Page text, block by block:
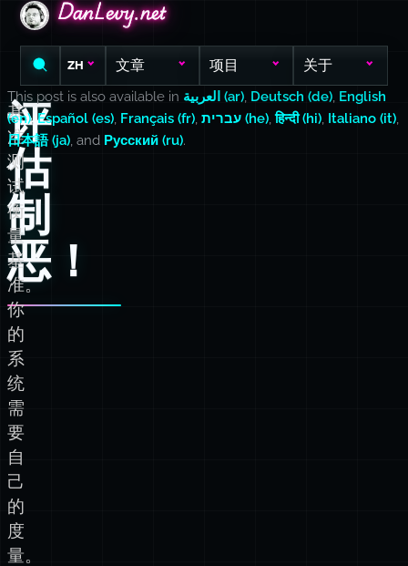
DanLevy.net
DanLevy.net
DanLevy.net
ZH 文章 项目 关于
评
估
制
恶！
基
准
测
试
衡
量
基
准。
你
的
系
统
需
要
自
己
的
度
量。
This post is also available in العربية (ar), Deutsch (de), English
(en), Español (es), Français (fr), עברית (he),हिन्दी (hi), Italiano (it),
日本語 (ja), and Русский (ru).